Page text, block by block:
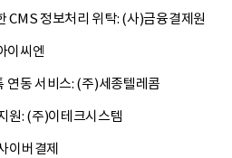
CMS 정보처리 위탁: (사)금융결제원
이씨엔
동 서비스: (주)세종텔레콤
원: (주)이테크시스템
이버결제